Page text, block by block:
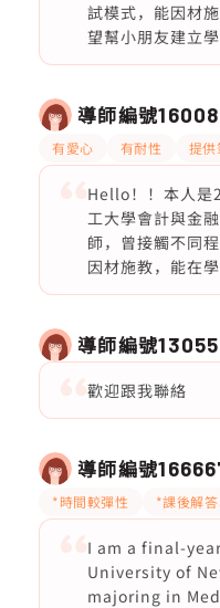
試模式，能因材
望幫小朋友建立學
導師編號
有愛心 有耐性 提供
Hello！！本人是
工大學會計與金
師，曾接觸不同
因材施教，能在
導師編號
歡迎跟我聯絡
導師編號
*時間較彈性 *課後解
I am a final-
University of
majoring in